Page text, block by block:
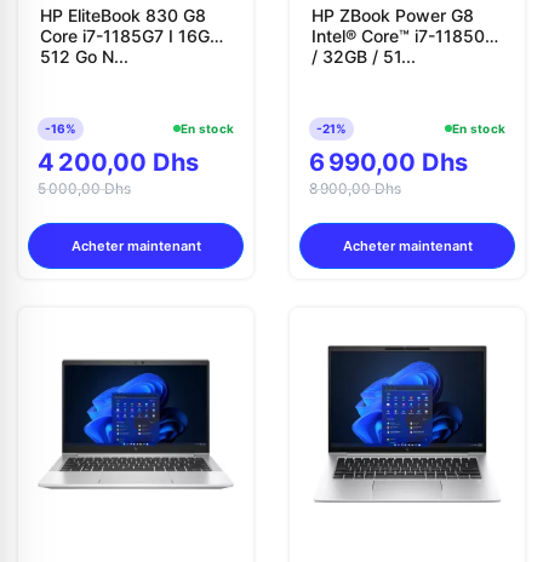
06 37 08 07 06
Contactez-nous
Envoyer un message
HP EliteBook 830 G8
Core i7-1185G7 I 16Go I
512 Go N...
-16% En stock
4 200,00 Dhs
5 000,00 Dhs
Acheter maintenant
HP ZBook Power G8
Intel® Core™ i7-11850H
/ 32GB / 51...
-21% En stock
6 990,00 Dhs
8 900,00 Dhs
Acheter maintenant